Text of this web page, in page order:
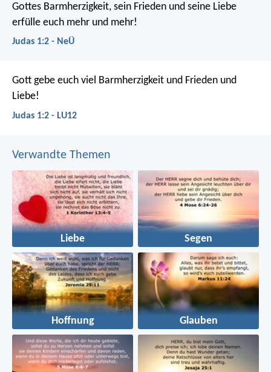
Gottes Barmherzigkeit, sein Frieden und seine Liebe
erfülle euch mehr und mehr!
Judas 1:2 - NeÜ
Gott gebe euch viel Barmherzigkeit und Frieden und
Liebe!
Judas 1:2 - LU12
Verwandte Themen
Liebe Segen
Hoffnung Glauben